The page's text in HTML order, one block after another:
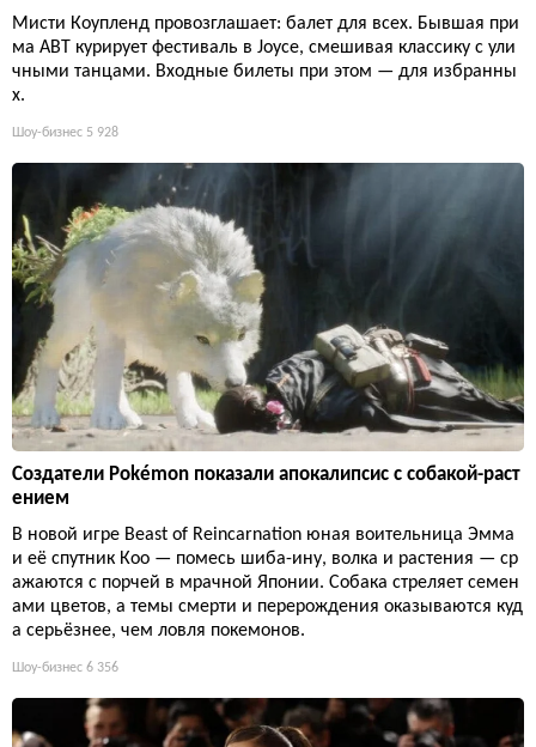
Мисти Коупленд провозглашает: балет для всех. Бывшая при
ма ABT курирует фестиваль в Joyce, смешивая классику с ули
чными танцами. Входные билеты при этом — для избранны
х.
Шоу-бизнес 5 928
Создатели Pokémon показали апокалипсис с собакой-раст
ением
В новой игре Beast of Reincarnation юная воительница Эмма
и её спутник Кoo — помесь шиба-ину, волка и растения — ср
ажаются с порчей в мрачной Японии. Собака стреляет семен
ами цветов, а темы смерти и перерождения оказываются куд
а серьёзнее, чем ловля покемонов.
Шоу-бизнес 6 356